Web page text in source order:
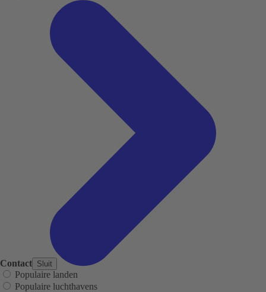
Contact Sluit
Populaire landen
Populaire luchthavens